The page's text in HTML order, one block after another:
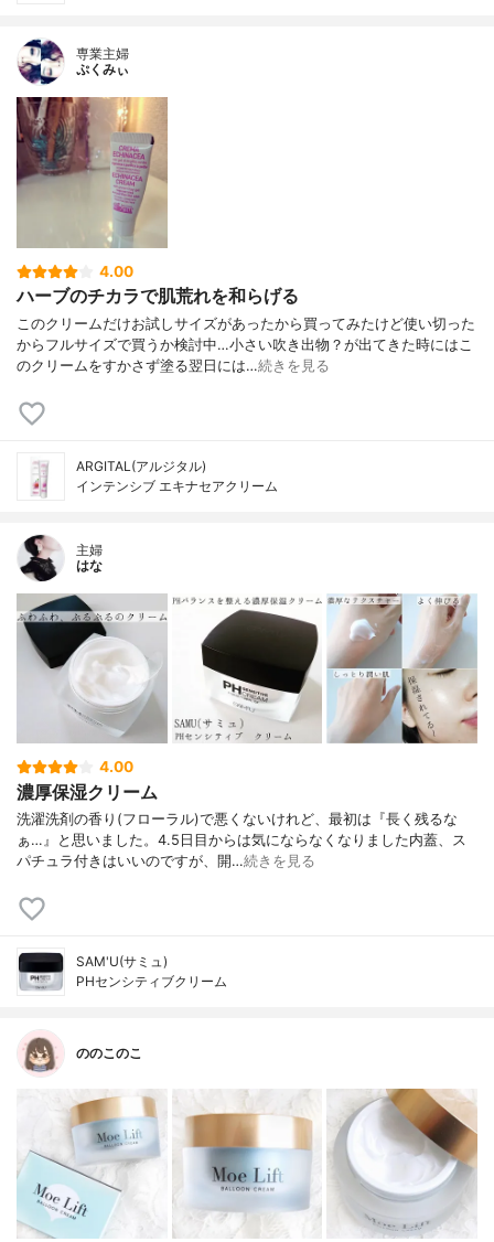
専業主婦
ぷくみぃ
4.00
ハーブのチカラで肌荒れを和らげる
このクリームだけお試しサイズがあったから買ってみたけど使い切った
からフルサイズで買うか検討中…小さい吹き出物？が出てきた時にはこ
のクリームをすかさず塗る翌日には…続きを見る
ARGITAL(アルジタル)
インテンシブ エキナセアクリーム
主婦
はな
4.00
濃厚保湿クリーム
洗濯洗剤の香り(フローラル)で悪くないけれど、最初は『長く残るな
ぁ…』と思いました。4.5日目からは気にならなくなりました内蓋、ス
パチュラ付きはいいのですが、開…続きを見る
SAM'U(サミュ)
PHセンシティブクリーム
ののこのこ